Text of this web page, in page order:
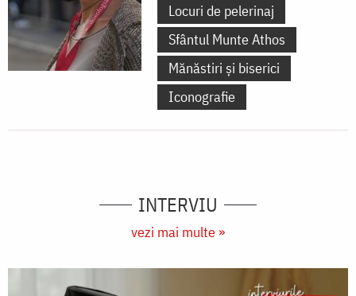
Locuri de pelerinaj
Sfântul Munte Athos
Mănăstiri și biserici
Iconografie
INTERVIU
vezi mai multe »